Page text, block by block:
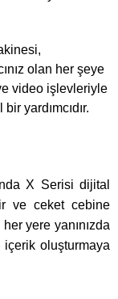
olan her şeye
video işlevleriyle
yardımcıdır.
X Serisi dijital
ve ceket cebine
yere yanınızda
içerik oluşturmaya